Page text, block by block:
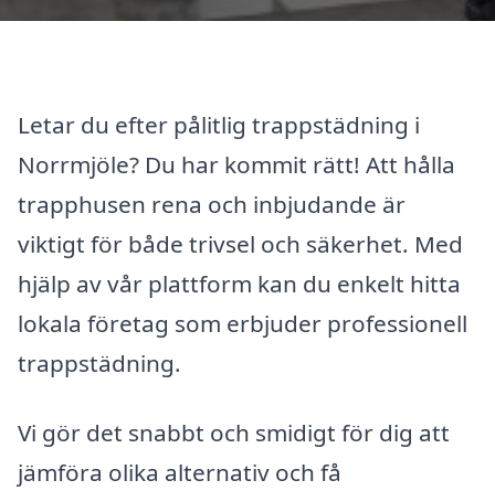
Letar du efter pålitlig trappstädning i
Norrmjöle? Du har kommit rätt! Att hålla
trapphusen rena och inbjudande är
viktigt för både trivsel och säkerhet. Med
hjälp av vår plattform kan du enkelt hitta
lokala företag som erbjuder professionell
trappstädning.
Vi gör det snabbt och smidigt för dig att
jämföra olika alternativ och få